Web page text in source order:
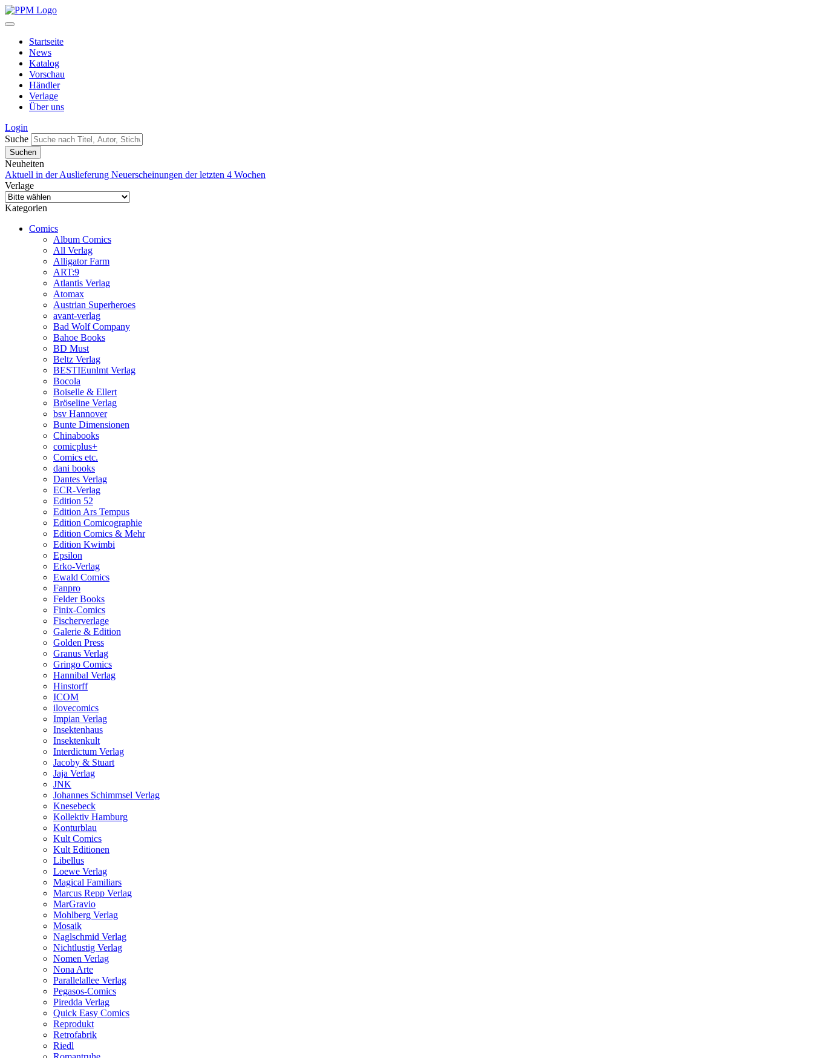
Startseite
News
Katalog
Vorschau
Händler
Verlage
Über uns
Login
Suche
Neuheiten
Aktuell in der Auslieferung Neuerscheinungen der letzten 4 Wochen
Verlage
Kategorien
Comics
Album Comics
All Verlag
Alligator Farm
ART:9
Atlantis Verlag
Atomax
Austrian Superheroes
avant-verlag
Bad Wolf Company
Bahoe Books
BD Must
Beltz Verlag
BESTIEunlmt Verlag
Bocola
Boiselle & Ellert
Bröseline Verlag
bsv Hannover
Bunte Dimensionen
Chinabooks
comicplus+
Comics etc.
dani books
Dantes Verlag
ECR-Verlag
Edition 52
Edition Ars Tempus
Edition Comicographie
Edition Comics & Mehr
Edition Kwimbi
Epsilon
Erko-Verlag
Ewald Comics
Fanpro
Felder Books
Finix-Comics
Fischerverlage
Galerie & Edition
Golden Press
Granus Verlag
Gringo Comics
Hannibal Verlag
Hinstorff
ICOM
ilovecomics
Impian Verlag
Insektenhaus
Insektenkult
Interdictum Verlag
Jacoby & Stuart
Jaja Verlag
JNK
Johannes Schimmsel Verlag
Knesebeck
Kollektiv Hamburg
Konturblau
Kult Comics
Kult Editionen
Libellus
Loewe Verlag
Magical Familiars
Marcus Repp Verlag
MarGravio
Mohlberg Verlag
Mosaik
Naglschmid Verlag
Nichtlustig Verlag
Nomen Verlag
Nona Arte
Parallelallee Verlag
Pegasos-Comics
Piredda Verlag
Quick Easy Comics
Reprodukt
Retrofabrik
Riedl